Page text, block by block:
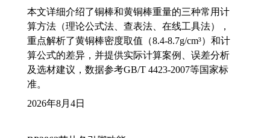
本文详细介绍了铜棒和黄铜棒重量的三种常用计
算方法（理论公式法、查表法、在线工具法），
重点解析了黄铜棒密度取值（8.4-8.7g/cm³）和计
算公式的差异，并提供实际计算案例、误差分析
及选材建议，数据参考GB/T 4423-2007等国家标
准。
2026年8月4日